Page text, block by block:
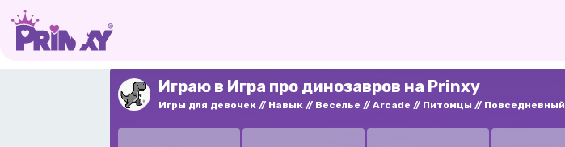
Играю в Игра про динозавров на Prinxy
Игры для девочек Навык Веселье Arcade Питомцы Повседневный